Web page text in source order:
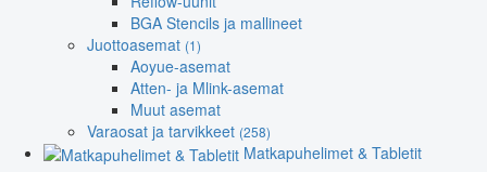
BGA Stencils ja mallineet
Juottoasemat (1)
Aoyue-asemat
Atten- ja Mlink-asemat
Muut asemat
Varaosat ja tarvikkeet (258)
Matkapuhelimet & Tabletit